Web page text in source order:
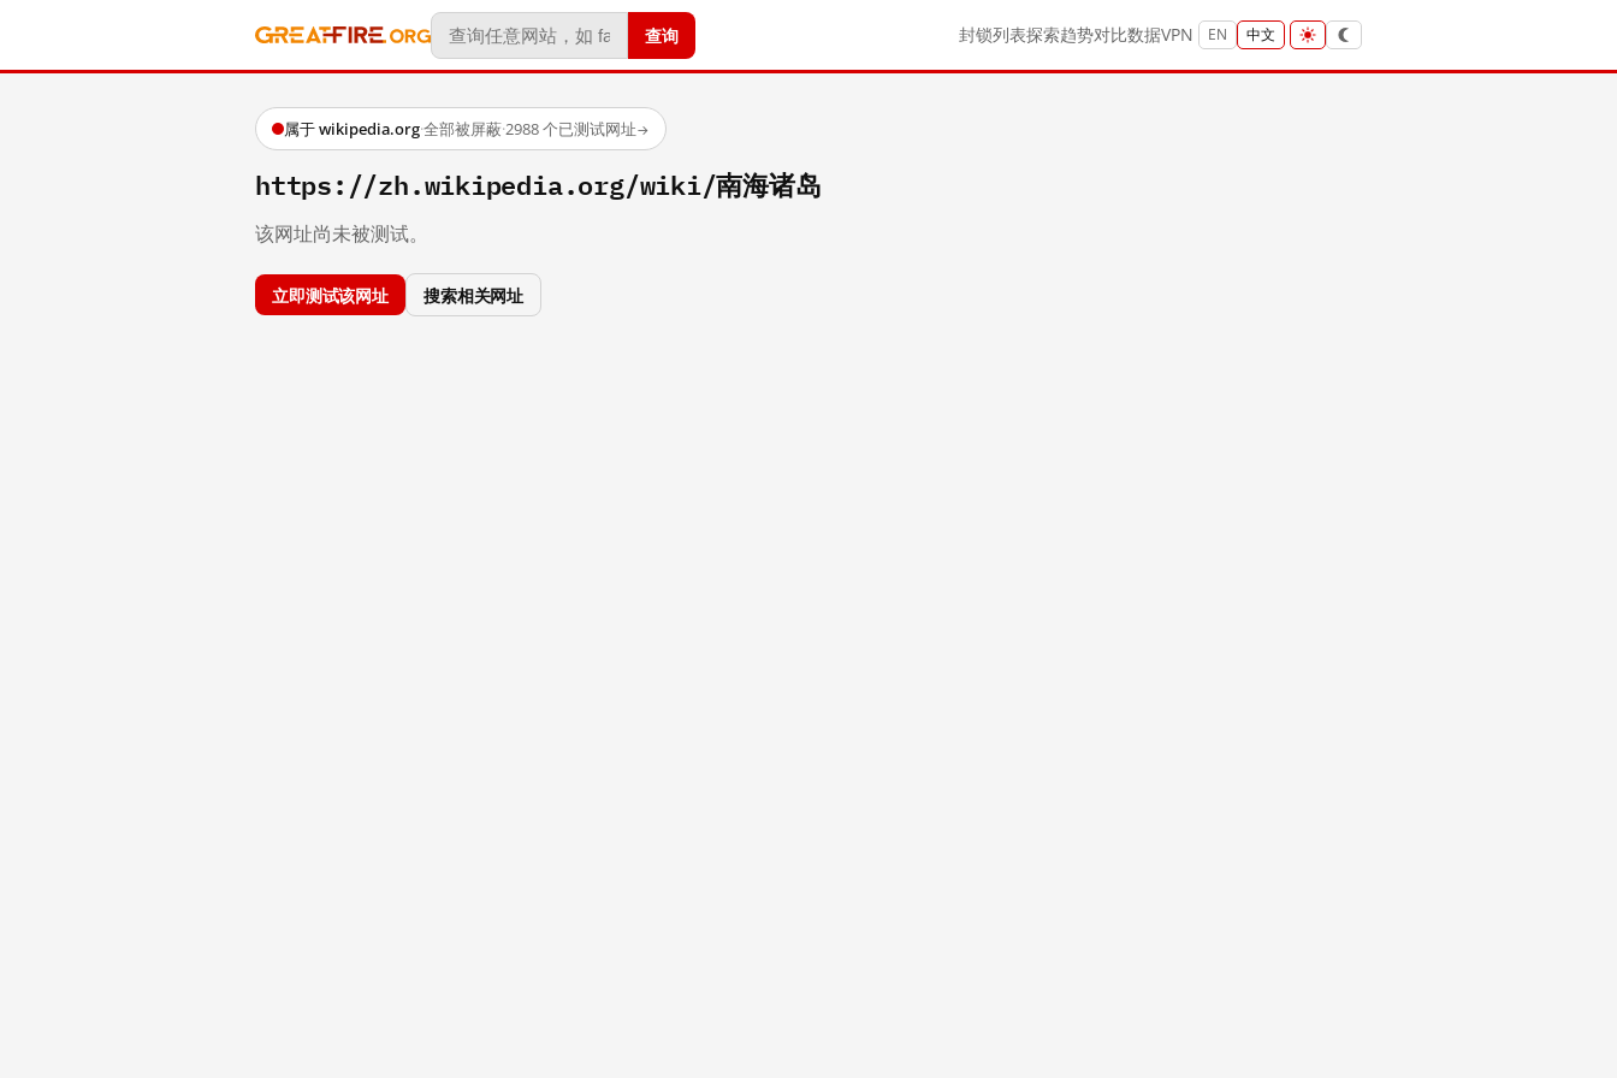
查询 封锁列表探索趋势对比数据VPN EN 中文
属于 wikipedia.org·全部被屏蔽·2988 个已测试网址→
https://zh.wikipedia.org/wiki/南海诸岛
该网址尚未被测试。
立即测试该网址 搜索相关网址